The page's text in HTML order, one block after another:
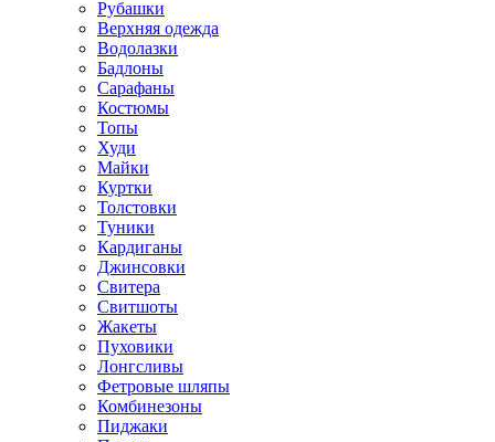
Рубашки
Верхняя одежда
Водолазки
Бадлоны
Сарафаны
Костюмы
Топы
Худи
Майки
Куртки
Толстовки
Туники
Кардиганы
Джинсовки
Свитера
Свитшоты
Жакеты
Пуховики
Лонгсливы
Фетровые шляпы
Комбинезоны
Пиджаки